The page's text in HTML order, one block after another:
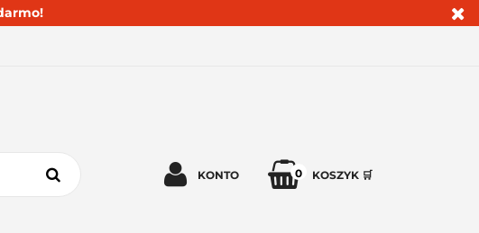
KONTO 0 KOSZYK 🛒